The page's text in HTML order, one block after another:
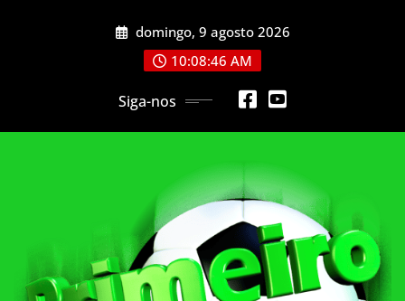
domingo, 9 agosto 2026
10:08:48 AM
Siga-nos